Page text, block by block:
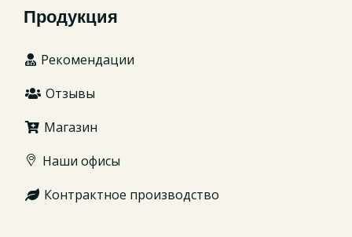
Продукция
Рекомендации
Отзывы
Магазин
Наши офисы
Контрактное производство